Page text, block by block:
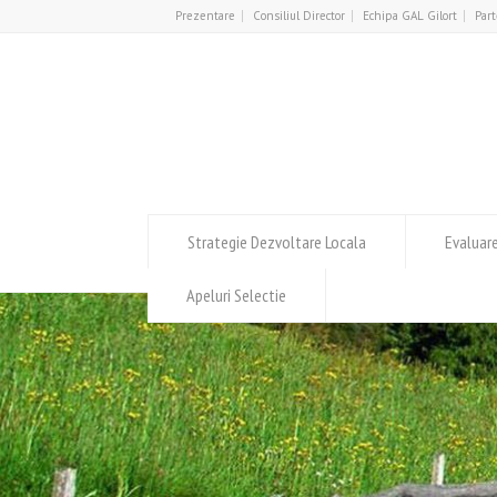
Prezentare Consiliul Director Echipa GAL Gilort
Strategie Dezvoltare Locala
Apeluri Selectie